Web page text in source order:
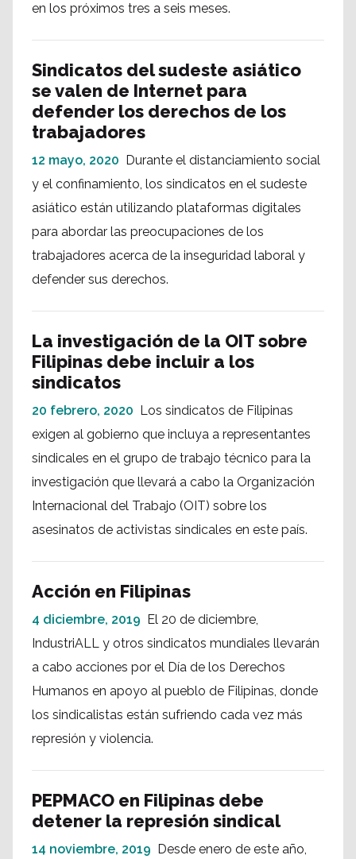
en los próximos tres a seis meses.
Sindicatos del sudeste asiático
se valen de Internet para
defender los derechos de los
trabajadores
12 mayo, 2020 Durante el distanciamiento social
y el confinamiento, los sindicatos en el sudeste
asiático están utilizando plataformas digitales
para abordar las preocupaciones de los
trabajadores acerca de la inseguridad laboral y
defender sus derechos.
La investigación de la OIT sobre
Filipinas debe incluir a los
sindicatos
20 febrero, 2020 Los sindicatos de Filipinas
exigen al gobierno que incluya a representantes
sindicales en el grupo de trabajo técnico para la
investigación que llevará a cabo la Organización
Internacional del Trabajo (OIT) sobre los
asesinatos de activistas sindicales en este país.
Acción en Filipinas
4 diciembre, 2019 El 20 de diciembre,
IndustriALL y otros sindicatos mundiales llevarán
a cabo acciones por el Día de los Derechos
Humanos en apoyo al pueblo de Filipinas, donde
los sindicalistas están sufriendo cada vez más
represión y violencia.
PEPMACO en Filipinas debe
detener la represión sindical
14 noviembre, 2019 Desde enero de este año,